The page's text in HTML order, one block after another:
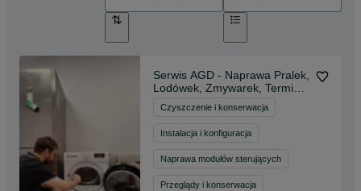
Serwis AGD - Naprawa Pralek,
Lodówek, Zmywarek, Terminy
Czyszczenie i konserwacja
Instalacja i konfiguracja
Naprawa modułów sterujących
Przeglądy i konserwacja